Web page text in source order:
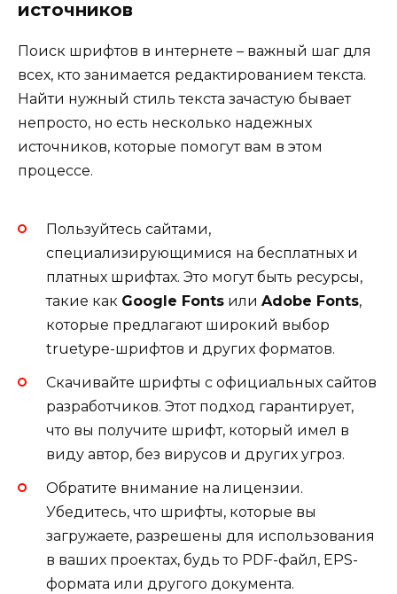
источников
Поиск шрифтов в интернете – важный шаг для
всех, кто занимается редактированием текста.
Найти нужный стиль текста зачастую бывает
непросто, но есть несколько надежных
источников, которые помогут вам в этом
процессе.
Пользуйтесь сайтами,
специализирующимися на бесплатных и
платных шрифтах. Это могут быть ресурсы,
такие как Google Fonts или Adobe Fonts,
которые предлагают широкий выбор
truetype-шрифтов и других форматов.
Скачивайте шрифты с официальных сайтов
разработчиков. Этот подход гарантирует,
что вы получите шрифт, который имел в
виду автор, без вирусов и других угроз.
Обратите внимание на лицензии.
Убедитесь, что шрифты, которые вы
загружаете, разрешены для использования
в ваших проектах, будь то PDF-файл, EPS-
формата или другого документа.